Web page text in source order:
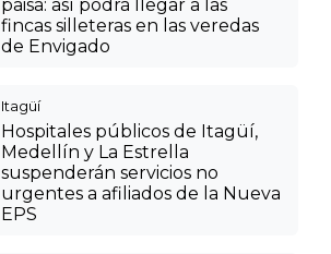
paisa: así podrá llegar a las
fincas silleteras en las veredas
de Envigado
Itagüí
Hospitales públicos de Itagüí,
Medellín y La Estrella
suspenderán servicios no
urgentes a afiliados de la Nueva
EPS